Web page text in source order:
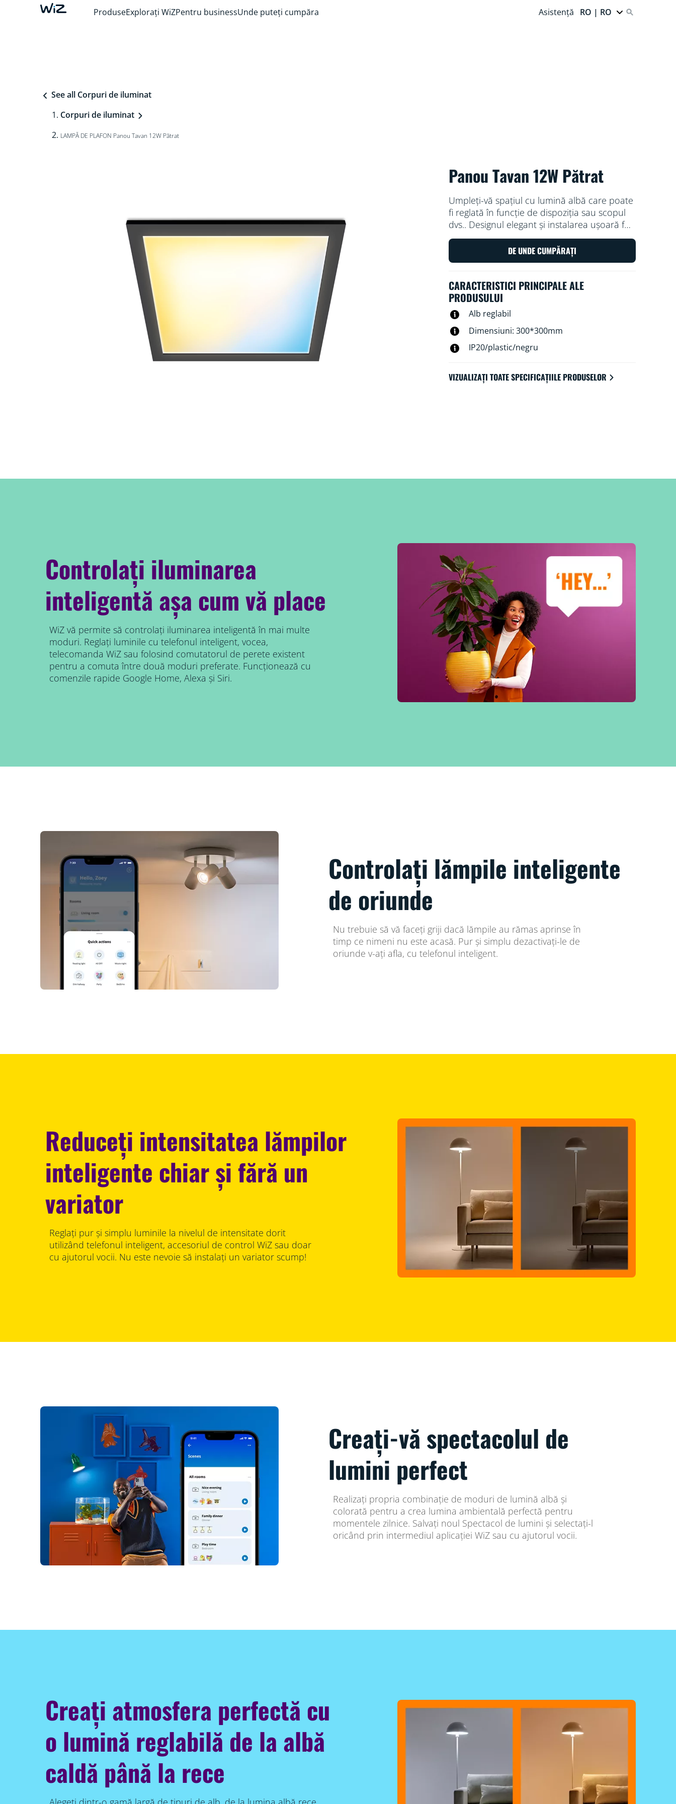
ProduseExplorați WiZPentru businessUnde puteți cumpăra Asistență RO | RO
See all Corpuri de iluminat
Corpuri de iluminat
LAMPĂ DE PLAFON Panou Tavan 12W Pătrat
Panou Tavan 12W Pătrat
Umpleți-vă spațiul cu lumină albă care poate
fi reglată în funcție de dispoziția sau scopul
dvs.. Designul elegant și instalarea ușoară fac
ca aceasta să devină o parte confortabilă și
perfectă pentru spațiul dvs.
DE UNDE CUMPĂRAȚI
CARACTERISTICI PRINCIPALE ALE
PRODUSULUI
Alb reglabil
Dimensiuni: 300*300mm
IP20/plastic/negru
VIZUALIZAȚI TOATE SPECIFICAȚIILE PRODUSELOR
Controlați iluminarea
inteligentă așa cum vă place
WiZ vă permite să controlați iluminarea inteligentă în mai multe
moduri. Reglați luminile cu telefonul inteligent, vocea,
telecomanda WiZ sau folosind comutatorul de perete existent
pentru a comuta între două moduri preferate. Funcționează cu
comenzile rapide Google Home, Alexa și Siri.
Controlați lămpile inteligente
de oriunde
Nu trebuie să vă faceți griji dacă lămpile au rămas aprinse în
timp ce nimeni nu este acasă. Pur și simplu dezactivați-le de
oriunde v-ați afla, cu telefonul inteligent.
Reduceți intensitatea lămpilor
inteligente chiar și fără un
variator
Reglați pur și simplu luminile la nivelul de intensitate dorit
utilizând telefonul inteligent, accesoriul de control WiZ sau doar
cu ajutorul vocii. Nu este nevoie să instalați un variator scump!
Creați-vă spectacolul de
lumini perfect
Realizați propria combinație de moduri de lumină albă și
colorată pentru a crea lumina ambientală perfectă pentru
momentele zilnice. Salvați noul Spectacol de lumini și selectați-l
oricând prin intermediul aplicației WiZ sau cu ajutorul vocii.
Creați atmosfera perfectă cu
o lumină reglabilă de la albă
caldă până la rece